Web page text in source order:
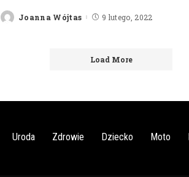
PostedJoanna Wójtas 9 lutego, 2022
Load More
Uroda Zdrowie Dziecko Moto